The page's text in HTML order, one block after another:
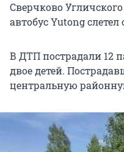
Сверчково
автобус Yutong слетел
В ДТП пострадали 12
двое детей.
центральную